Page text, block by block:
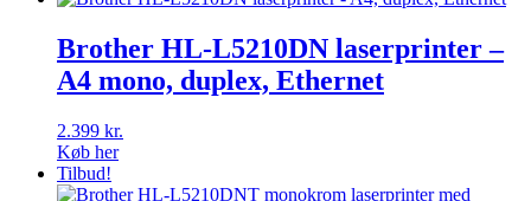
Brother HL-L5210DN laserprinter –
A4 mono, duplex, Ethernet
2.399 kr.
Køb her
Tilbud!